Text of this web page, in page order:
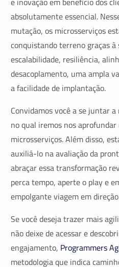
absolutamente essencial.
mutação, os microsserviços
conquistando terreno graças
escalabilidade, resiliência,
desacoplamento, uma ampla
a facilidade de implantação.
Convidamos você a se juntar
no qual iremos nos
microsserviços. Além disso,
auxiliá-lo na avaliação da
abraçar essa transformação
perca tempo, aperte o play e
empolgante viagem em
Se você deseja trazer mais
não deixe de acessar e
engajamento, Programmers
metodologia que indica